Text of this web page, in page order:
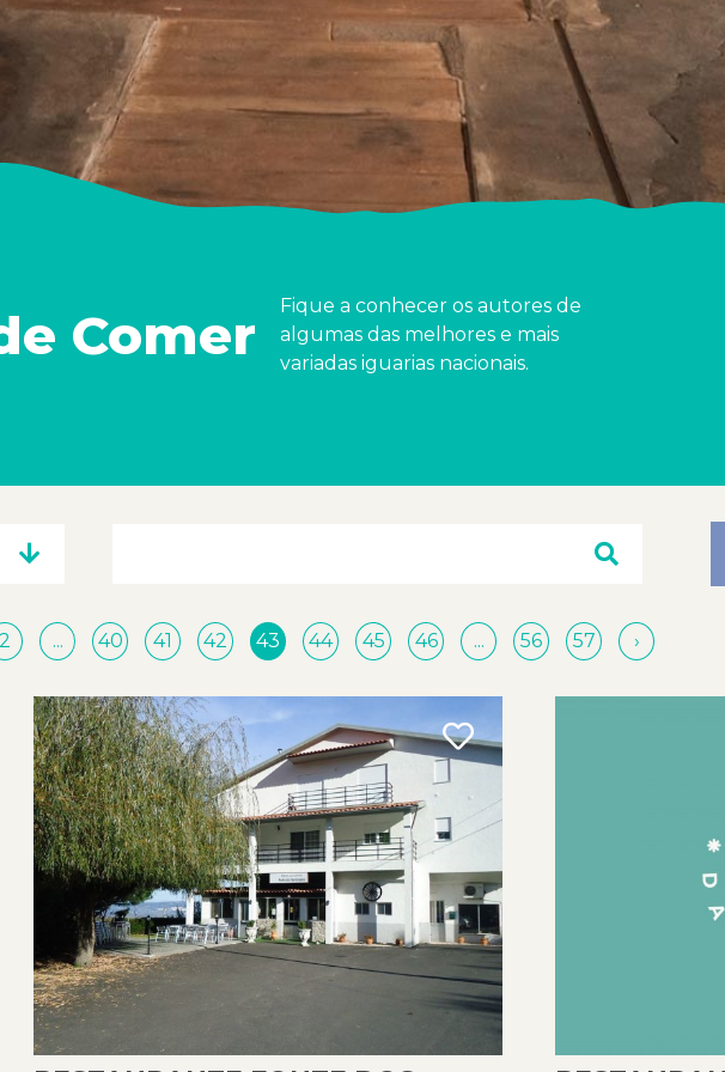
Comer
Fique a conhecer os autores de
algumas das melhores e mais
variadas iguarias nacionais.
2 ... 40 41 42 43 44 45 46 ... 56 57 ›